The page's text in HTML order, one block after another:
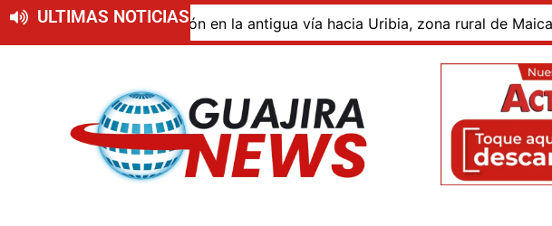
ULTIMAS NOTICIAS
de descomposición en la antigua vía hacia Uribia, zona rural de Maicao